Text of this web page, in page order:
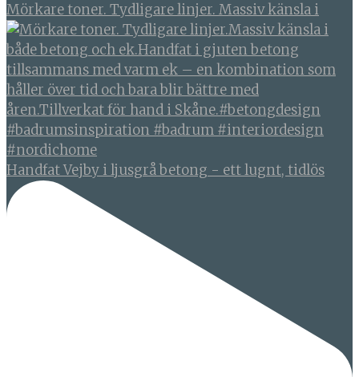
Mörkare toner. Tydligare linjer. Massiv känsla i
Handfat Vejby i ljusgrå betong - ett lugnt, tidlös